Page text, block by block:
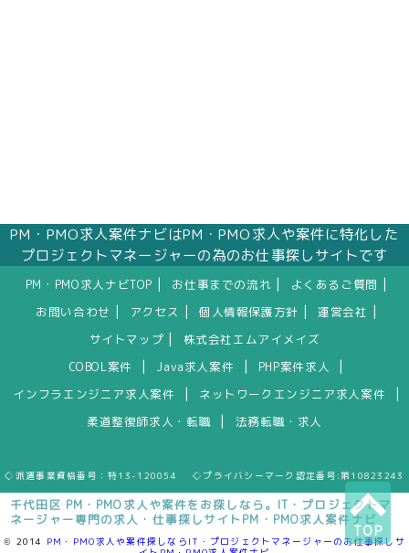
千代田区 PM・PMO求人や案件をお探しなら。IT・プロジェクトマ
ネージャー専門の求人・仕事探しサイトPM・PMO求人案件ナビ
PM・PMO求人案件ナビはPM・PMO求人や案件に特化した
プロジェクトマネージャーの為のお仕事探しサイトです
TOP
PM・PMO求人ナビTOP お仕事までの流れ よくあるご質問
お問い合わせ アクセス 個人情報保護方針 運営会社
サイトマップ
株式会社エムアイメイズ
COBOL案件
Java求人案件 PHP案件求人
インフラエンジニア求人案件 ネットワークエンジニア求人案件
柔道整復師求人・転職 法務転職・求人
◇派遣事業資格番号：特13-120054 ◇プライバシーマーク認定番号:第10823243
© 2014 PM・PMO求人や案件探しならIT・プロジェクトマネージャーのお仕事探しサ